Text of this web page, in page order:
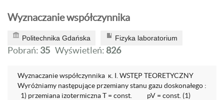
Wyznaczanie współczynnika
Politechnika Gdańska Fizyka laboratorium
Pobrań: 35 Wyświetleń: 826
Wyznaczanie współczynnika κ. I. WSTĘP TEORETYCZNY
Wyróżniamy następujące przemiany stanu gazu doskonałego :
1) przemiana izotermiczna T = const. pV = const. (1)